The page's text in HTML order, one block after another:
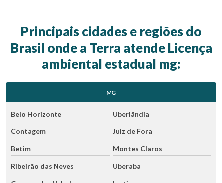
Principais cidades e regiões do
Brasil onde a Terra atende Licença
ambiental estadual mg:
MG
Belo Horizonte Uberlândia
Contagem Juiz de Fora
Betim Montes Claros
Ribeirão das Neves Uberaba